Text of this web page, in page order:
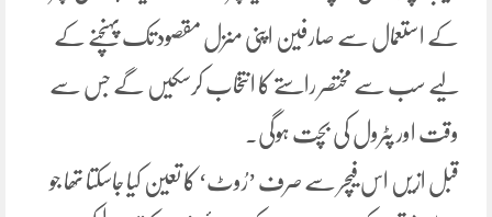
کے استعمال سے صارفین اپنی منزل مقصود تک پہنچنے کے
لیے سب سے مختصر راستے کا انتخاب کرسکیں گے جس سے
وقت اور پٹرول کی بچت ہوگی۔
قبل ازیں اس فیچر سے صرف ’رُوٹ‘ کا تعین کیا جاسکتا تھا جو